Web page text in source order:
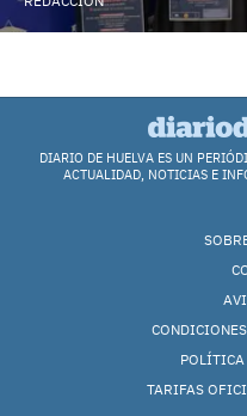
DIARIO DE HUELVA ES UN
ACTUALIDAD, NOTICIAS E
TARIFAS